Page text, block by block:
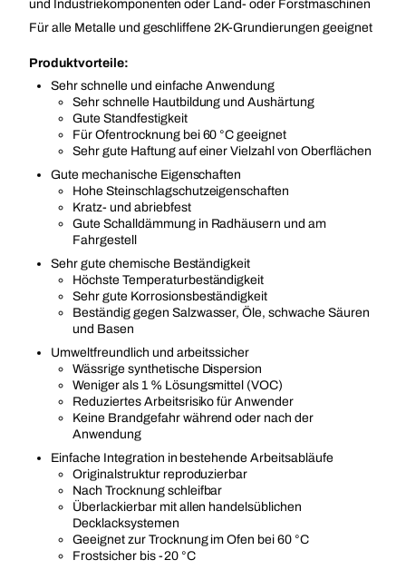
und Industriekomponenten oder Land- oder Forstmaschinen
Für alle Metalle und geschliffene 2K-Grundierungen geeignet
Produktvorteile:
Sehr schnelle und einfache Anwendung
Sehr schnelle Hautbildung und Aushärtung
Gute Standfestigkeit
Für Ofentrocknung bei 60 °C geeignet
Sehr gute Haftung auf einer Vielzahl von Oberflächen
Gute mechanische Eigenschaften
Hohe Steinschlagschutzeigenschaften
Kratz- und abriebfest
Gute Schalldämmung in Radhäusern und am
Fahrgestell
Sehr gute chemische Beständigkeit
Höchste Temperaturbeständigkeit
Sehr gute Korrosionsbeständigkeit
Beständig gegen Salzwasser, Öle, schwache Säuren
und Basen
Umweltfreundlich und arbeitssicher
Wässrige synthetische Dispersion
Weniger als 1 % Lösungsmittel (VOC)
Reduziertes Arbeitsrisiko für Anwender
Keine Brandgefahr während oder nach der
Anwendung
Einfache Integration in bestehende Arbeitsabläufe
Originalstruktur reproduzierbar
Nach Trocknung schleifbar
Überlackierbar mit allen handelsüblichen
Decklacksystemen
Geeignet zur Trocknung im Ofen bei 60 °C
Frostsicher bis -20 °C